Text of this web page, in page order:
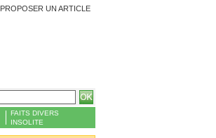
PROPOSER UN ARTICLE
FAITS DIVERS
INSOLITE